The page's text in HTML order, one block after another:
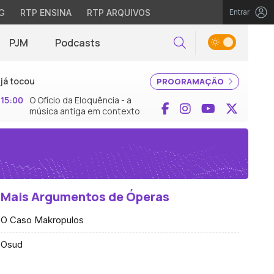
RTP ENSINA RTP ARQUIVOS Entrar
PJM Podcasts Pesquisar
PROGRAMAÇÃO
já tocou
15:00
O Ofício da Eloquência - a
música antiga em contexto
Facebook
InstagramYouTube
Mais Argumentos de Óperas
O Caso Makropulos
Osud